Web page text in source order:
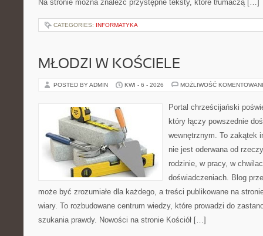
Na stronie można znaleźć przystępne teksty, które tłumaczą […]
CATEGORIES: INFORMATYKA
MŁODZI W KOŚCIELE
POSTED BY ADMIN KWI - 6 - 2026 MOŻLIWOŚĆ
Portal chrześcijański
który łączy powszednie
wewnętrznym. To zakątek
nie jest oderwana od
rodzinie, w pracy, w
doświadczeniach. Blog
może być zrozumiałe dla każdego, a treści publikowane na
wiary. To rozbudowane centrum wiedzy, które prowadzi do
szukania prawdy. Nowości na stronie Kościół […]